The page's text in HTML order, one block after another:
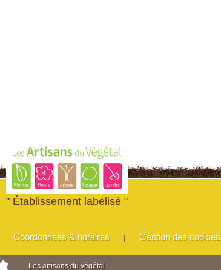
" Établissement labélisé "
Coordonnées & horaires Gestion des cookies
Les artisans du végétal